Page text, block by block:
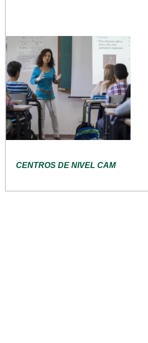
CENTROS DE NIVEL CAM